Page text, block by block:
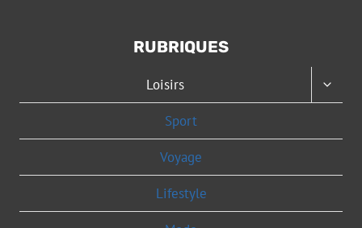
RUBRIQUES
Loisirs
Sport
Voyage
Lifestyle